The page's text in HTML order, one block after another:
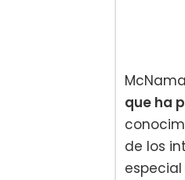
que ha
de los